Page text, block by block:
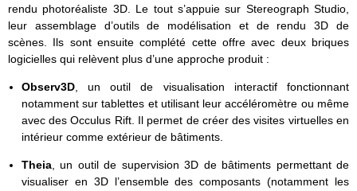
rendu photoréaliste 3D. Le tout s’appuie sur Stereograph Studio,
leur assemblage d’outils de modélisation et de rendu 3D de
scènes. Ils sont ensuite complété cette offre avec deux briques
logicielles qui relèvent plus d’une approche produit :
Observ3D, un outil de visualisation interactif fonctionnant
notamment sur tablettes et utilisant leur accéléromètre ou même
avec des Occulus Rift. Il permet de créer des visites virtuelles en
intérieur comme extérieur de bâtiments.
Theia, un outil de supervision 3D de bâtiments permettant de
visualiser en 3D l’ensemble des composants (notamment les